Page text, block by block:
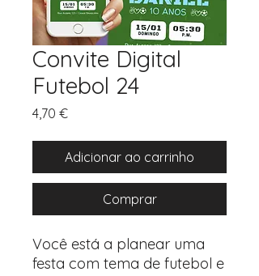
Convite Digital
Futebol 24
4,70 €Preço
Adicionar ao carrinho
Comprar
Você está a planear uma
festa com tema de futebol e